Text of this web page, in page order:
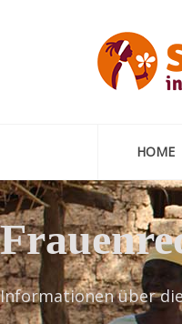
HOME
Informationen über